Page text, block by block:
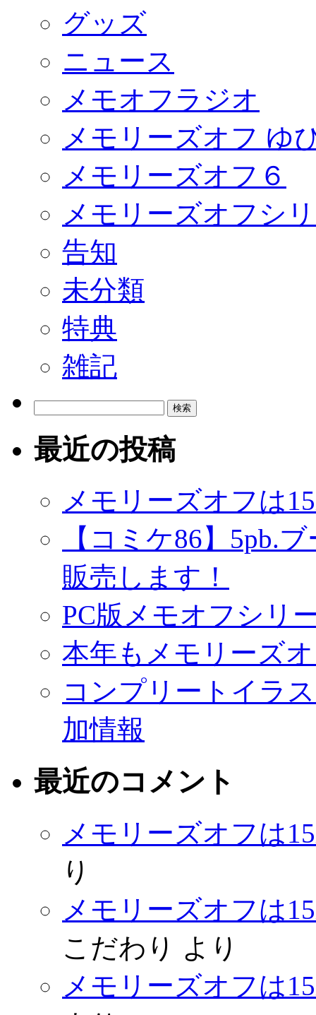
グッズ
ニュース
メモオフラジオ
メモリーズオフ ゆ
メモリーズオフ６
メモリーズオフシ
告知
未分類
特典
雑記
最近の投稿
メモリーズオフは
【コミケ86】5pb.
販売します！
PC版メモオフシリ
本年もメモリーズ
コンプリートイラ
加情報
最近のコメント
メモリーズオフは
り
メモリーズオフは
こだわり
より
メモリーズオフは